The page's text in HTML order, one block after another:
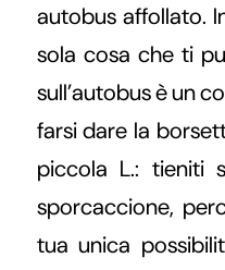
autobus affollato.
sola cosa che ti
sull’autobus è un
farsi dare la
piccola L.: tieniti
sporcaccione,
tua unica